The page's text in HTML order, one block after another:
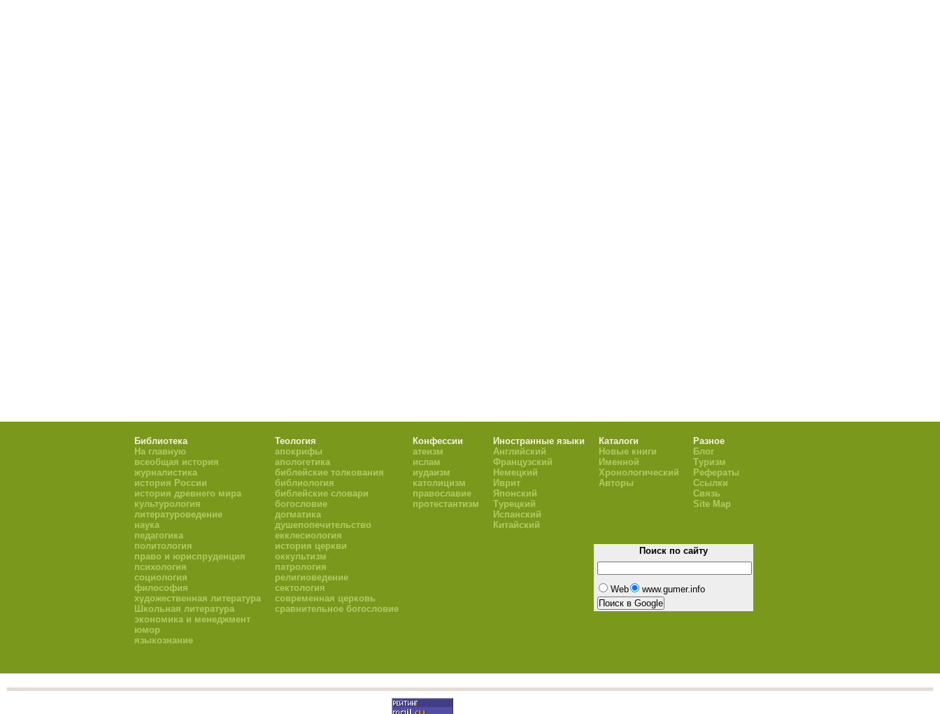
Библиотека
На главную
всеобщая история
журналистика
история России
история древнего мира
культурология
литературоведение
наука
педагогика
политология
право и юриспруденция
психология
социология
философия
художественная литература
Школьная литература
экономика и менеджмент
юмор
языкознание
Теология
апокрифы
апологетика
библейские толкования
библиология
библейские словари
богословие
догматика
душепопечительство
екклесиология
история церкви
оккультизм
патрология
религиоведение
сектология
современная церковь
сравнительное богословие
Конфессии
атеизм
ислам
иудаизм
католицизм
православие
протестантизм
Иностранные языки
Английский
Французский
Немецкий
Иврит
Японский
Турецкий
Испанский
Китайский
Каталоги
Новые книги
Именной
Хронологический
Авторы
Разное
Блог
Туризм
Рефераты
Ссылки
Связь
Site Map
Поиск по сайту
Web www.gumer.info